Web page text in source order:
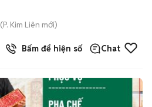
(P. Kim Liên mới)
Bấm để hiện số Chat